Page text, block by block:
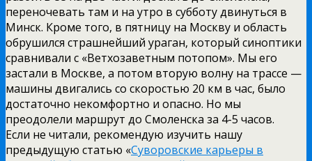
переночевать там и на утро в субботу двинуться в
Минск. Кроме того, в пятницу на Москву и область
обрушился страшнейший ураган, который синоптики
сравнивали с «Ветхозаветным потопом». Мы его
застали в Москве, а потом вторую волну на трассе —
машины двигались со скоростью 20 км в час, было
достаточно некомфортно и опасно. Но мы
преодолели маршрут до Смоленска за 4-5 часов.
Если не читали, рекомендую изучить нашу
предыдущую статью «Суворовские карьеры в